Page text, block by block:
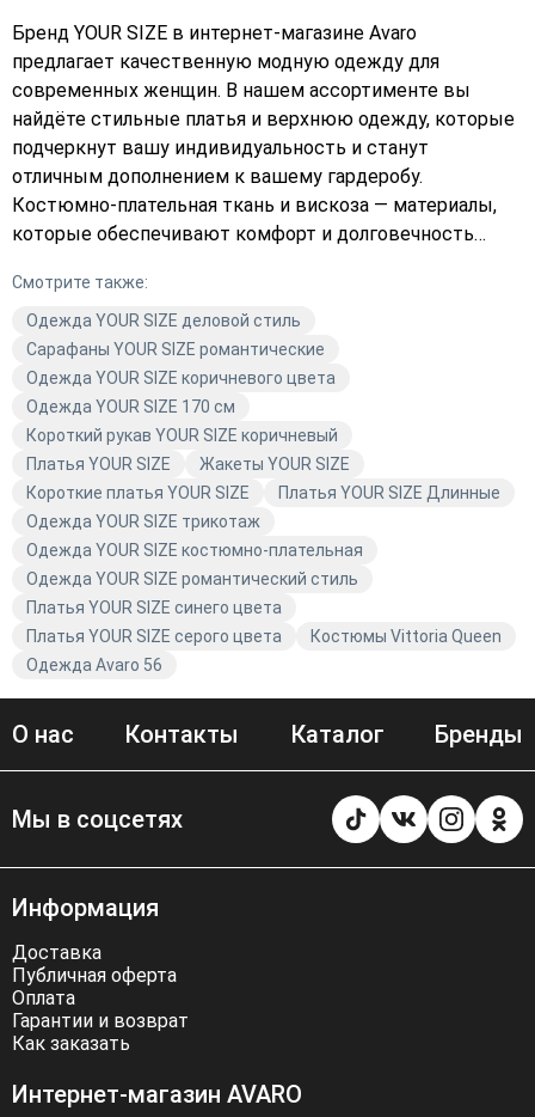
Бренд YOUR SIZE в интернет-магазине Avaro
предлагает качественную модную одежду для
современных женщин. В нашем ассортименте вы
найдёте стильные платья и верхнюю одежду, которые
подчеркнут вашу индивидуальность и станут
отличным дополнением к вашему гардеробу.
Костюмно-плательная ткань и вискоза — материалы,
которые обеспечивают комфорт и долговечность
представлены в разнообразных цветах, включая
чёрный и другие насыщенные оттенки. Бренд YOUR
SIZE следит за трендами и предлагает актуальные
модели, которые помогут вам выглядеть модно и
современно в любой ситуации. В Avaro вы найдёте то,
что подчеркнёт вашу уникальность и стиль.
Смотрите также:
Одежда YOUR SIZE деловой стиль
Сарафаны YOUR SIZE романтические
Одежда YOUR SIZE коричневого цвета
Одежда YOUR SIZE 170 см
Короткий рукав YOUR SIZE коричневый
Платья YOUR SIZE
Жакеты YOUR SIZE
Короткие платья YOUR SIZE
Платья YOUR SIZE Длинные
Одежда YOUR SIZE трикотаж
Одежда YOUR SIZE костюмно-плательная
Одежда YOUR SIZE романтический стиль
Платья YOUR SIZE синего цвета
Платья YOUR SIZE серого цвета
Костюмы Vittoria Queen
Одежда Avaro 56
О нас Контакты Каталог Бренды
Мы в соцсетях
Информация
Доставка
Публичная оферта
Оплата
Гарантии и возврат
Как заказать
Интернет-магазин AVARO